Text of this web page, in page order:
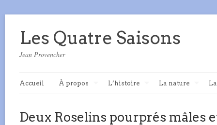
Les Quatre Saisons
Jean Provencher
Accueil À propos L’histoire La nature
Deux Roselins pourprés mâles